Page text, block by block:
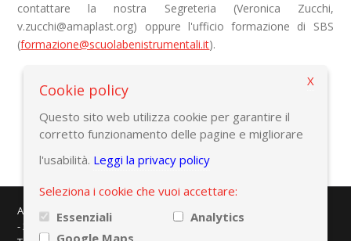
contattare la nostra Segreteria (Veronica Zucchi,
v.zucchi@amaplast.org) oppure l'ufficio formazione di SBS
(formazione@scuolabenistrumentali.it).
Torna alla pagina precedente
AMAPLAST - Centro Direzionale Milanofiori - Strada 1 - Palazzo F/3
- 20057 Assago (MI)
Cookie policy
Questo sito web utilizza cookie per garantire il
corretto funzionamento delle pagine e migliorare
l'usabilità. Leggi la privacy policy
Seleziona i cookie che vuoi accettare:
Essenziali
Analytics
Google Maps
X